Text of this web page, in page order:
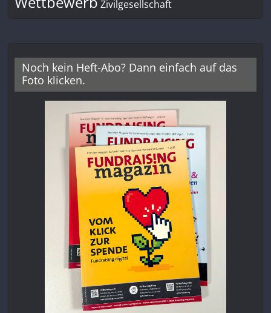
Zivilgesellschaft
Noch kein Heft-Abo? Dann einfach auf das
Foto klicken.